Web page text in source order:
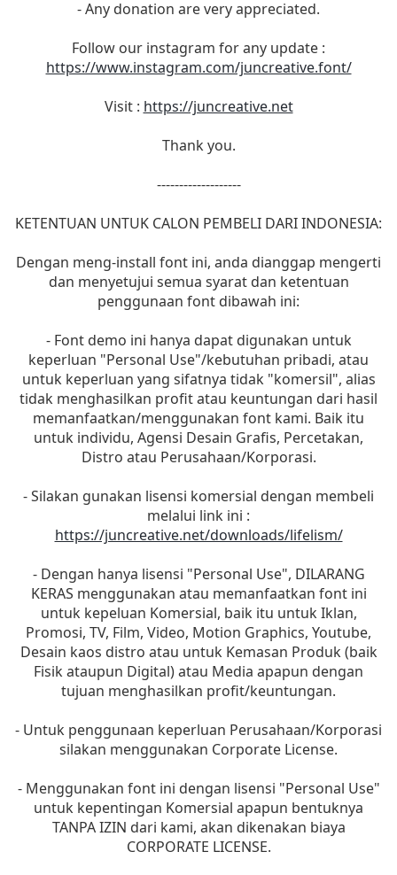
- Any donation are very appreciated.
Follow our instagram for any update :
https://www.instagram.com/juncreative.font/
Visit : https://juncreative.net
Thank you.
-------------------
KETENTUAN UNTUK CALON PEMBELI DARI INDONESIA:
Dengan meng-install font ini, anda dianggap mengerti
dan menyetujui semua syarat dan ketentuan
penggunaan font dibawah ini:
- Font demo ini hanya dapat digunakan untuk
keperluan "Personal Use"/kebutuhan pribadi, atau
untuk keperluan yang sifatnya tidak "komersil", alias
tidak menghasilkan profit atau keuntungan dari hasil
memanfaatkan/menggunakan font kami. Baik itu
untuk individu, Agensi Desain Grafis, Percetakan,
Distro atau Perusahaan/Korporasi.
- Silakan gunakan lisensi komersial dengan membeli
melalui link ini :
https://juncreative.net/downloads/lifelism/
- Dengan hanya lisensi "Personal Use", DILARANG
KERAS menggunakan atau memanfaatkan font ini
untuk kepeluan Komersial, baik itu untuk Iklan,
Promosi, TV, Film, Video, Motion Graphics, Youtube,
Desain kaos distro atau untuk Kemasan Produk (baik
Fisik ataupun Digital) atau Media apapun dengan
tujuan menghasilkan profit/keuntungan.
- Untuk penggunaan keperluan Perusahaan/Korporasi
silakan menggunakan Corporate License.
- Menggunakan font ini dengan lisensi "Personal Use"
untuk kepentingan Komersial apapun bentuknya
TANPA IZIN dari kami, akan dikenakan biaya
CORPORATE LICENSE.